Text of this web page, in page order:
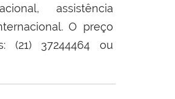
assistência
O preço
(21) 37244464 ou